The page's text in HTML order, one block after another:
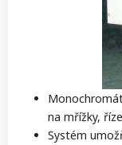
na mřížky,
Systém